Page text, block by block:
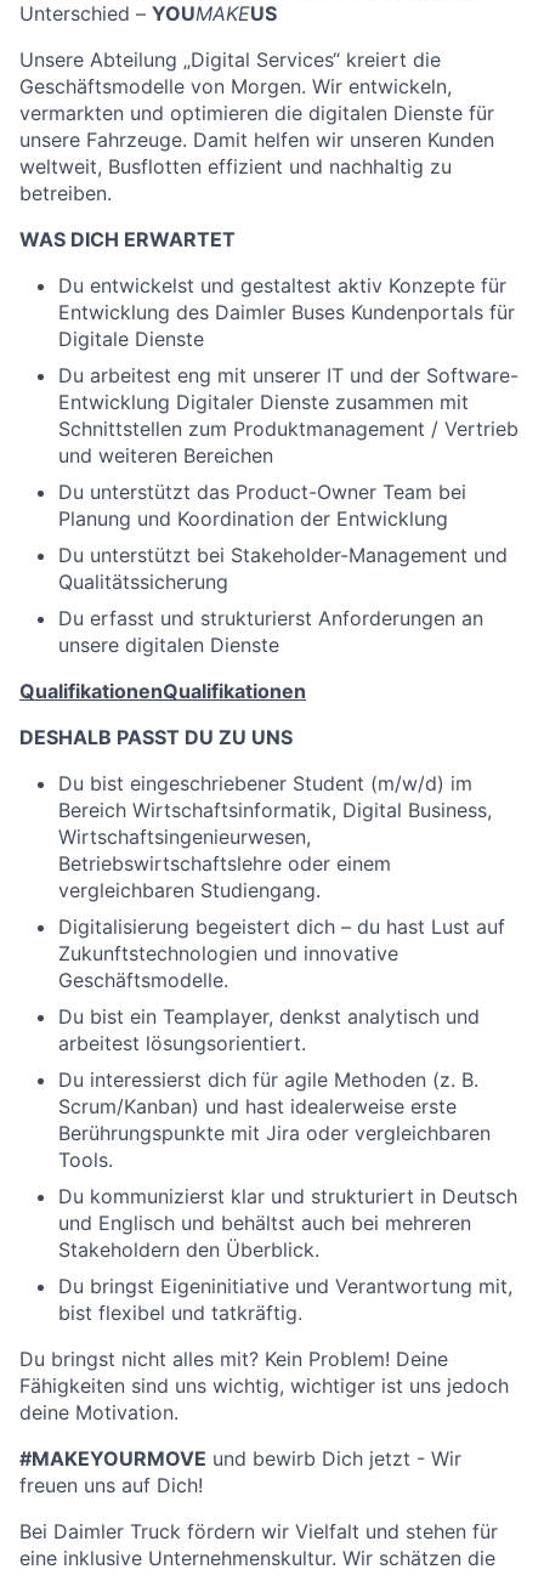
Unterschied – YOUMAKEUS
Unsere Abteilung „Digital Services“ kreiert die
Geschäftsmodelle von Morgen. Wir entwickeln,
vermarkten und optimieren die digitalen Dienste für
unsere Fahrzeuge. Damit helfen wir unseren Kunden
weltweit, Busflotten effizient und nachhaltig zu
betreiben.
WAS DICH ERWARTET
Du entwickelst und gestaltest aktiv Konzepte für
Entwicklung des Daimler Buses Kundenportals für
Digitale Dienste
Du arbeitest eng mit unserer IT und der Software-
Entwicklung Digitaler Dienste zusammen mit
Schnittstellen zum Produktmanagement / Vertrieb
und weiteren Bereichen
Du unterstützt das Product-Owner Team bei
Planung und Koordination der Entwicklung
Du unterstützt bei Stakeholder-Management und
Qualitätssicherung
Du erfasst und strukturierst Anforderungen an
unsere digitalen Dienste
QualifikationenQualifikationen
DESHALB PASST DU ZU UNS
Du bist eingeschriebener Student (m/w/d) im
Bereich Wirtschaftsinformatik, Digital Business,
Wirtschaftsingenieurwesen,
Betriebswirtschaftslehre oder einem
vergleichbaren Studiengang.
Digitalisierung begeistert dich – du hast Lust auf
Zukunftstechnologien und innovative
Geschäftsmodelle.
Du bist ein Teamplayer, denkst analytisch und
arbeitest lösungsorientiert.
Du interessierst dich für agile Methoden (z. B.
Scrum/Kanban) und hast idealerweise erste
Berührungspunkte mit Jira oder vergleichbaren
Tools.
Du kommunizierst klar und strukturiert in Deutsch
und Englisch und behältst auch bei mehreren
Stakeholdern den Überblick.
Du bringst Eigeninitiative und Verantwortung mit,
bist flexibel und tatkräftig.
Du bringst nicht alles mit? Kein Problem! Deine
Fähigkeiten sind uns wichtig, wichtiger ist uns jedoch
deine Motivation.
#MAKEYOURMOVE und bewirb Dich jetzt - Wir
freuen uns auf Dich!
Bei Daimler Truck fördern wir Vielfalt und stehen für
eine inklusive Unternehmenskultur. Wir schätzen die